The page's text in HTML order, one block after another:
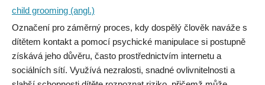
child grooming (angl.)
Označení pro záměrný proces, kdy dospělý člověk naváže s
dítětem kontakt a pomocí psychické manipulace si postupně
získává jeho důvěru, často prostřednictvím internetu a
sociálních sítí. Využívá nezralosti, snadné ovlivnitelnosti a